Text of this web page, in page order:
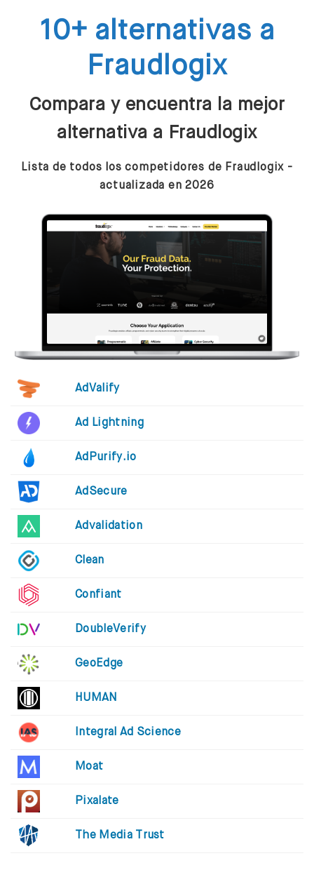
10+ alternativas a
Fraudlogix
Compara y encuentra la mejor
alternativa a Fraudlogix
Lista de todos los competidores de Fraudlogix -
actualizada en 2026
AdValify
Ad Lightning
AdPurify.io
AdSecure
Advalidation
Clean
Confiant
DoubleVerify
GeoEdge
HUMAN
Integral Ad Science
Moat
Pixalate
The Media Trust